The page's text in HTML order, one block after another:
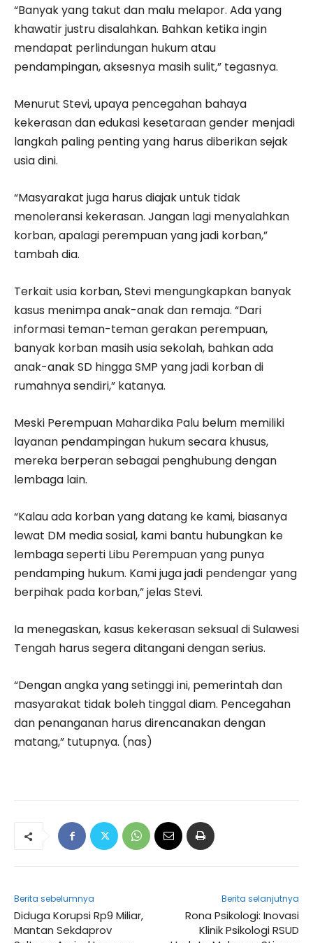
“Banyak yang takut dan malu melapor. Ada yang
khawatir justru disalahkan. Bahkan ketika ingin
mendapat perlindungan hukum atau
pendampingan, aksesnya masih sulit,” tegasnya.
Menurut Stevi, upaya pencegahan bahaya
kekerasan dan edukasi kesetaraan gender menjadi
langkah paling penting yang harus diberikan sejak
usia dini.
“Masyarakat juga harus diajak untuk tidak
menoleransi kekerasan. Jangan lagi menyalahkan
korban, apalagi perempuan yang jadi korban,”
tambah dia.
Terkait usia korban, Stevi mengungkapkan banyak
kasus menimpa anak-anak dan remaja. “Dari
informasi teman-teman gerakan perempuan,
banyak korban masih usia sekolah, bahkan ada
anak-anak SD hingga SMP yang jadi korban di
rumahnya sendiri,” katanya.
Meski Perempuan Mahardika Palu belum memiliki
layanan pendampingan hukum secara khusus,
mereka berperan sebagai penghubung dengan
lembaga lain.
“Kalau ada korban yang datang ke kami, biasanya
lewat DM media sosial, kami bantu hubungkan ke
lembaga seperti Libu Perempuan yang punya
pendamping hukum. Kami juga jadi pendengar yang
berpihak pada korban,” jelas Stevi.
Ia menegaskan, kasus kekerasan seksual di Sulawesi
Tengah harus segera ditangani dengan serius.
“Dengan angka yang setinggi ini, pemerintah dan
masyarakat tidak boleh tinggal diam. Pencegahan
dan penanganan harus direncanakan dengan
matang,” tutupnya. (nas)
Berita sebelumnya
Diduga Korupsi Rp9 Miliar,
Mantan Sekdaprov
Berita selanjutnya
Rona Psikologi: Inovasi
Klinik Psikologi RSUD